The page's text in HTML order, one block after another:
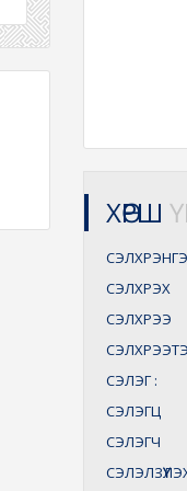
ХӨРШ
СЭЛХРЭНГЭ
СЭЛХРЭХ
СЭЛХРЭЭ
СЭЛЭГ :
СЭЛЭГЦ
СЭЛЭГЧ